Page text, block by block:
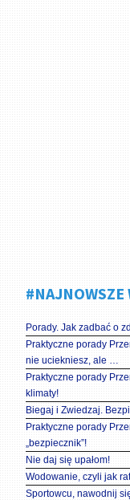
#NAJNOWSZE
Porady. Jak zadbać o
Praktyczne porady
nie uciekniesz, ale …
Praktyczne porady
klimaty!
Biegaj i Zwiedzaj.
Praktyczne porady
„bezpiecznik”!
Nie daj się upałom!
Wodowanie, czyli jak
Sportowcu, nawodnij